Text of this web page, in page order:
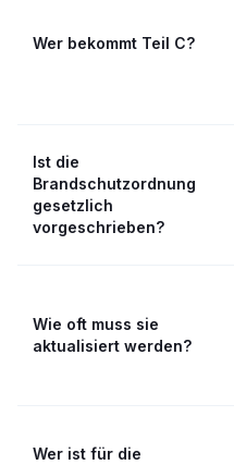
Wer bekommt Teil C?
Ist die
Brandschutzordnung
gesetzlich
vorgeschrieben?
Wie oft muss sie
aktualisiert werden?
Wer ist für die